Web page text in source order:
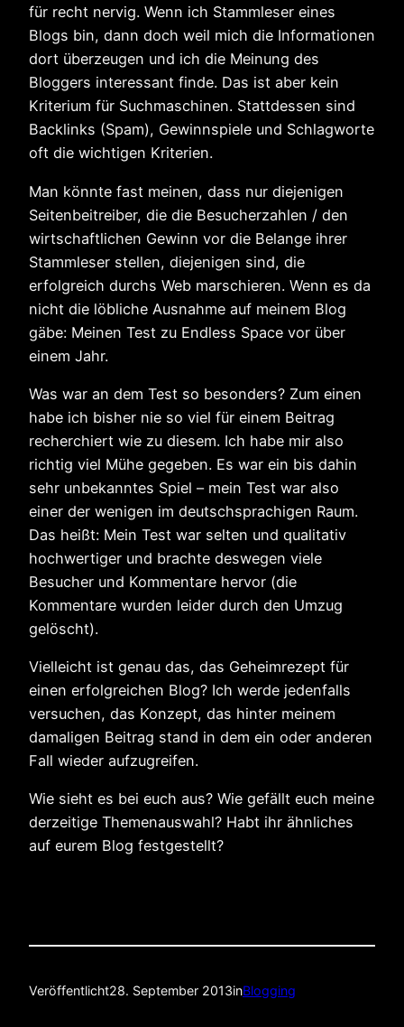
für recht nervig. Wenn ich Stammleser eines
Blogs bin, dann doch weil mich die Informationen
dort überzeugen und ich die Meinung des
Bloggers interessant finde. Das ist aber kein
Kriterium für Suchmaschinen. Stattdessen sind
Backlinks (Spam), Gewinnspiele und Schlagworte
oft die wichtigen Kriterien.
Man könnte fast meinen, dass nur diejenigen
Seitenbeitreiber, die die Besucherzahlen / den
wirtschaftlichen Gewinn vor die Belange ihrer
Stammleser stellen, diejenigen sind, die
erfolgreich durchs Web marschieren. Wenn es da
nicht die löbliche Ausnahme auf meinem Blog
gäbe: Meinen Test zu Endless Space vor über
einem Jahr.
Was war an dem Test so besonders? Zum einen
habe ich bisher nie so viel für einem Beitrag
recherchiert wie zu diesem. Ich habe mir also
richtig viel Mühe gegeben. Es war ein bis dahin
sehr unbekanntes Spiel – mein Test war also
einer der wenigen im deutschsprachigen Raum.
Das heißt: Mein Test war selten und qualitativ
hochwertiger und brachte deswegen viele
Besucher und Kommentare hervor (die
Kommentare wurden leider durch den Umzug
gelöscht).
Vielleicht ist genau das, das Geheimrezept für
einen erfolgreichen Blog? Ich werde jedenfalls
versuchen, das Konzept, das hinter meinem
damaligen Beitrag stand in dem ein oder anderen
Fall wieder aufzugreifen.
Wie sieht es bei euch aus? Wie gefällt euch meine
derzeitige Themenauswahl? Habt ihr ähnliches
auf eurem Blog festgestellt?
Veröffentlicht28. September 2013inBlogging